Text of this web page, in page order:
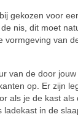
gekozen voor
nis, dit moet
vormgeving van
van de door
op. Er zijn
als je de kast als
ladekast in de